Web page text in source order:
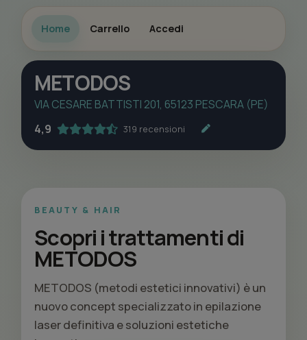
Home Carrello Accedi
METODOS
VIA CESARE BATTISTI 201, 65123 PESCARA (PE)
4,9
319 recensioni
BEAUTY & HAIR
Scopri i trattamenti di
METODOS
METODOS (metodi estetici innovativi) è un
nuovo concept specializzato in epilazione
laser definitiva e soluzioni estetiche